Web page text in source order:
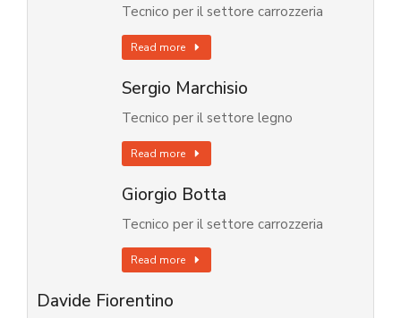
Tecnico per il settore carrozzeria
Read more
Sergio Marchisio
Tecnico per il settore legno
Read more
Giorgio Botta
Tecnico per il settore carrozzeria
Read more
Davide Fiorentino